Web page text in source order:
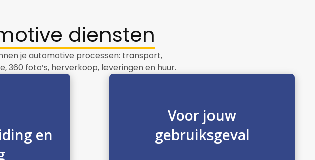
diensten
je automotive processen: transport,
360 foto’s, herverkoop, leveringen en huur.
en
Voor jouw
gebruiksgeval